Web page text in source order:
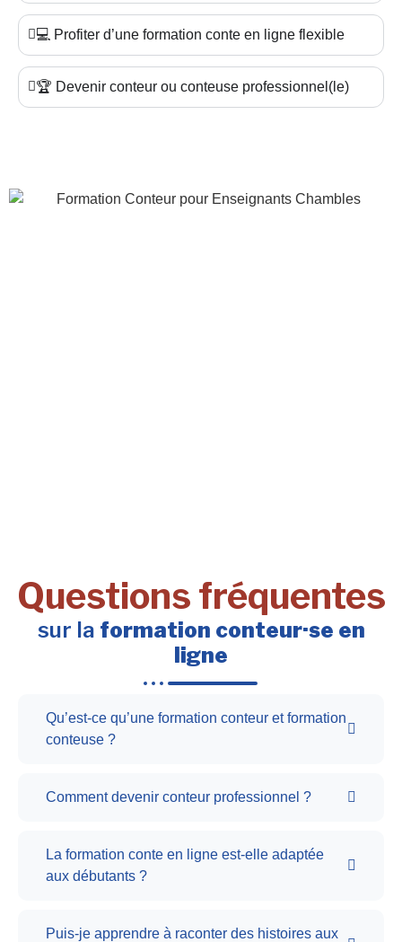
💻 Profiter d’une formation conte en ligne flexible
🏆 Devenir conteur ou conteuse professionnel(le)
Questions fréquentes
sur la formation conteur·se en
ligne
Qu’est-ce qu’une formation conteur et formation
conteuse ?
Comment devenir conteur professionnel ?
La formation conte en ligne est-elle adaptée
aux débutants ?
Puis-je apprendre à raconter des histoires aux